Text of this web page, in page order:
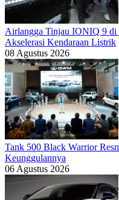
Airlangga Tinjau IONIQ 9
Akselerasi Kendaraan Listrik
08 Agustus 2026
Tank 500 Black Warrior
Keunggulannya
06 Agustus 2026